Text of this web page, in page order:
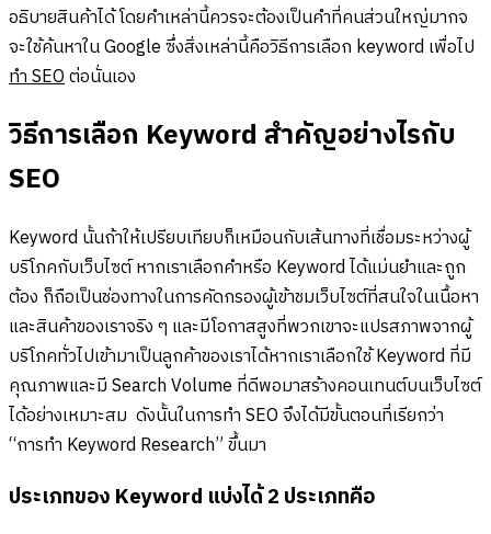
อธิบายสินค้าได้ โดยคำเหล่านี้ควรจะต้องเป็นคำที่คนส่วนใหญ่มากจ
จะใช้ค้นหาใน Google ซึ่งสิ่งเหล่านี้คือวิธีการเลือก keyword เพื่อไป
ทำ SEOต่อนั่นเอง
วิธีการเลือก Keyword สำคัญอย่างไรกับ
SEO
Keyword นั้นถ้าให้เปรียบเทียบก็เหมือนกับเส้นทางที่เชื่อมระหว่างผู้
บริโภคกับเว็บไซต์ หากเราเลือกคำหรือ Keyword ได้แม่นยำและถูก
ต้อง ก็ถือเป็นช่องทางในการคัดกรองผู้เข้าชมเว็บไซต์ที่สนใจในเนื้อหา
และสินค้าของเราจริง ๆ และมีโอกาสสูงที่พวกเขาจะแปรสภาพจากผู้
บริโภคทั่วไปเข้ามาเป็นลูกค้าของเราได้หากเราเลือกใช้ Keyword ที่มี
คุณภาพและมี Search Volume ที่ดีพอมาสร้างคอนเทนต์บนเว็บไซต์
ได้อย่างเหมาะสม ดังนั้นในการทำ SEO จึงได้มีขั้นตอนที่เรียกว่า
“การทำ Keyword Research” ขึ้นมา
ประเภทของ Keyword แบ่งได้ 2 ประเภทคือ